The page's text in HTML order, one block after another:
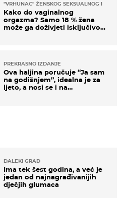
DALEKI GRAD
Ima tek šest godina, a već je
jedan od najnagrađivanijih
dječjih glumaca
"VRHUNAC" ŽENSKOG SEKSUALNOG ISKUSTVA
Kako do vaginalnog
orgazma? Samo 18 % žena
može ga doživjeti isključivo
PREKRASNO IZDANJE
Ova haljina poručuje “Ja sam
na godišnjem”, idealna je za
ljeto, a nosi se i na